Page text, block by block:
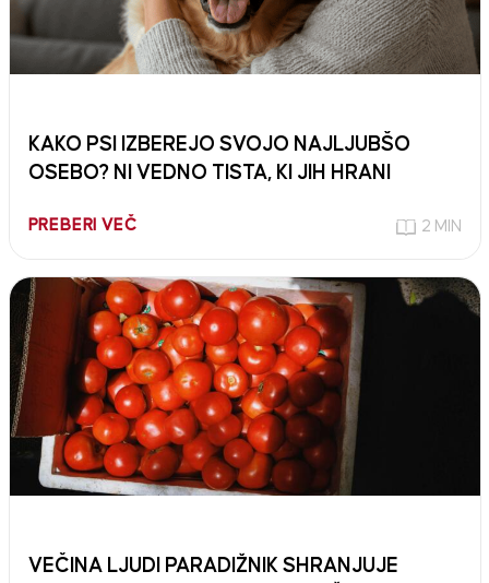
KAKO PSI IZBEREJO SVOJO NAJLJUBŠO
OSEBO? NI VEDNO TISTA, KI JIH HRANI
PREBERI VEČ 2 MIN
VEČINA LJUDI PARADIŽNIK SHRANJUJE